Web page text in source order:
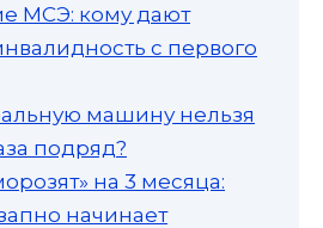
МСЭ: кому дают
с первого
машину нельзя
подряд?
на 3 месяца:
начинает